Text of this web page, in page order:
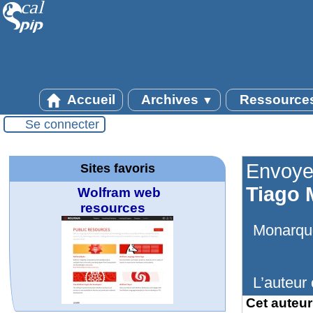
Accueil Archives ▼
Se connecter
Tiago
Cet
Sites favoris
Wolfram web
resources